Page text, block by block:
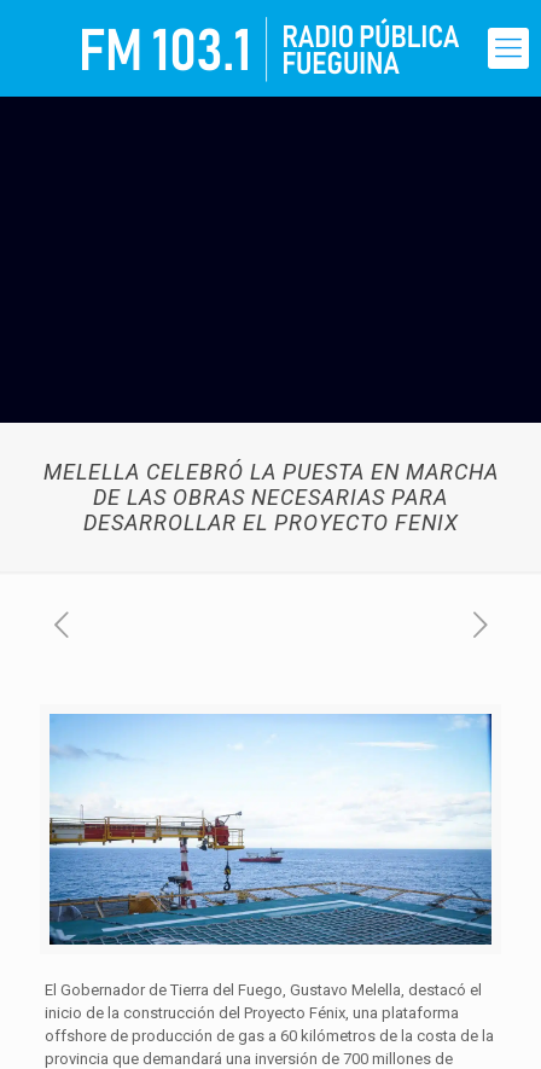
MELELLA CELEBRÓ LA PUESTA EN MARCHA
DE LAS OBRAS NECESARIAS PARA
DESARROLLAR EL PROYECTO FENIX
El Gobernador de Tierra del Fuego, Gustavo Melella, destacó el
inicio de la construcción del Proyecto Fénix, una plataforma
offshore de producción de gas a 60 kilómetros de la costa de la
provincia que demandará una inversión de 700 millones de